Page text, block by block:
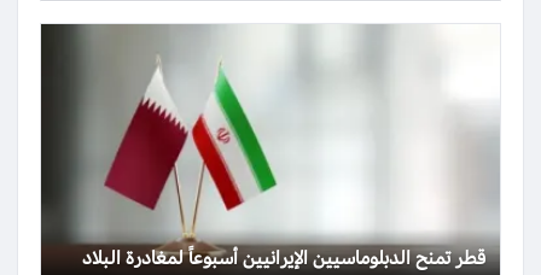
قطر تمنح الدبلوماسيين الإيرانيين أسبوعاً لمغادرة البلاد